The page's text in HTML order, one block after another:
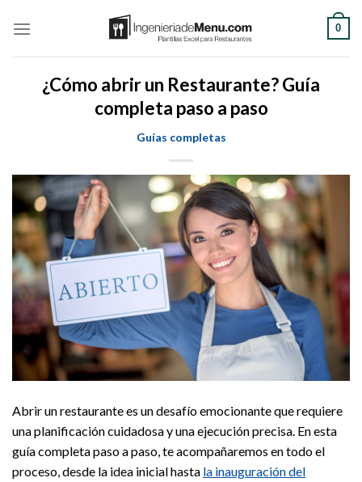
0
¿Cómo abrir un Restaurante? Guía
completa paso a paso
Guías completas
Abrir un restaurante es un desafío emocionante que requiere
una planificación cuidadosa y una ejecución precisa. En esta
guía completa paso a paso, te acompañaremos en todo el
proceso, desde la idea inicial hasta la inauguración del